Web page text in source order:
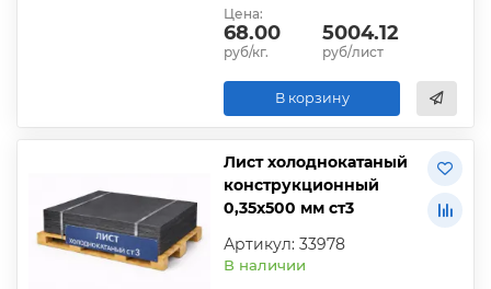
Цена:
68.00
руб/кг.
5004.12
руб/лист
В корзину
Лист холоднокатаный
конструкционный
0,35х500 мм ст3
Артикул: 33978
В наличии